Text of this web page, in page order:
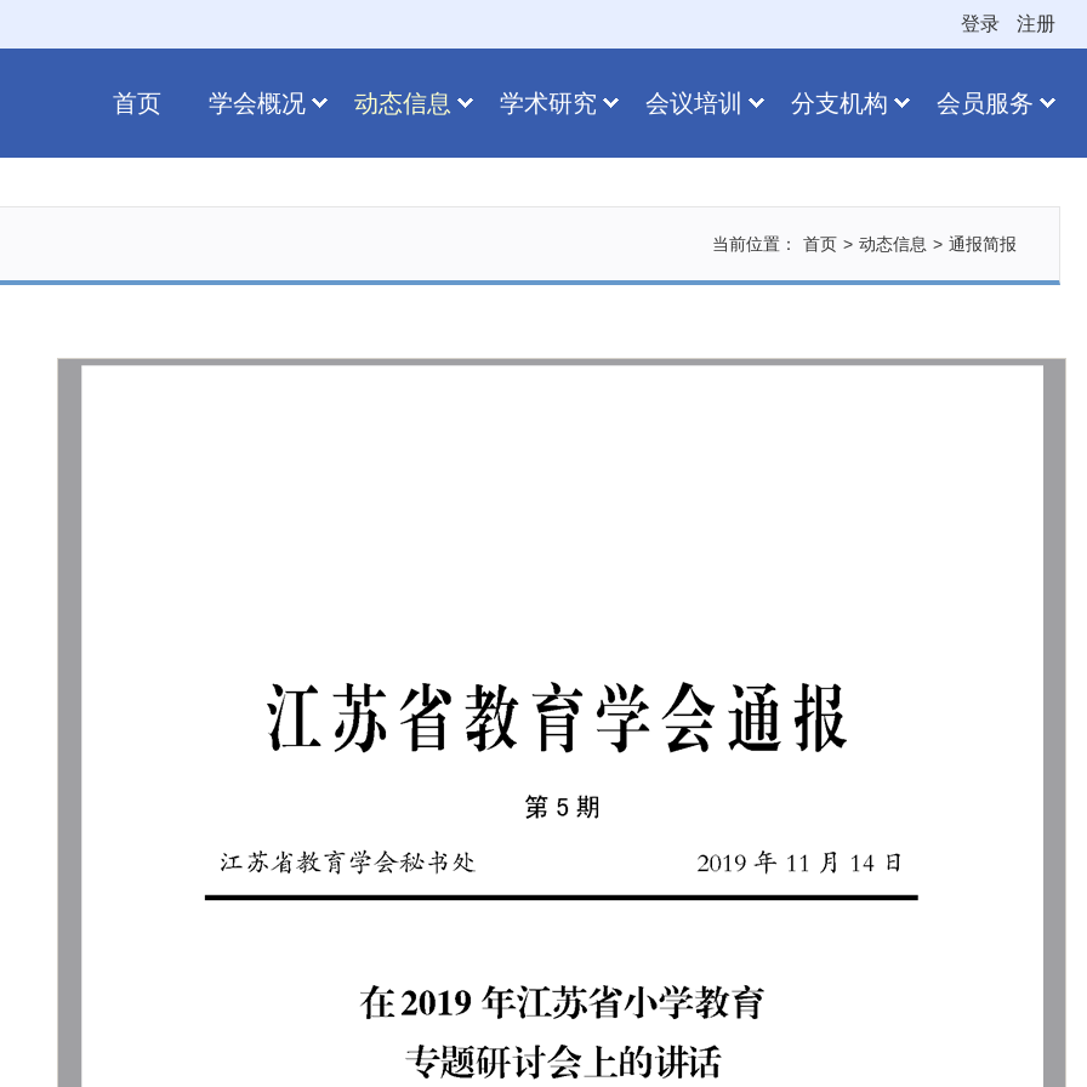
登录 注册
首页 学会概况 动态信息 学术研究 会议培训 分支机构 会员服务
当前位置： 首页 > 动态信息 > 通报简报